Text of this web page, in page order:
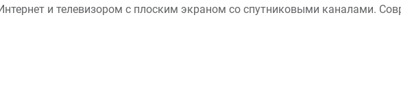
и телевизором с плоским экраном со спутниковыми каналами.